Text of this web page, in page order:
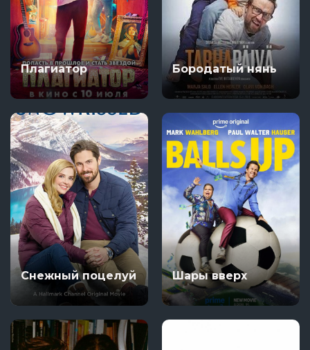
Плагиатор Бородатый нянь
Снежный поцелуй Шары вверх